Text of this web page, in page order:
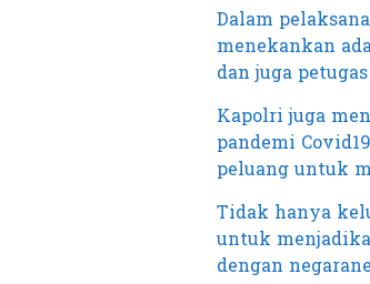
Dalam
menekankan
dan juga
Kapolri juga
pandemi
peluang untuk
Tidak hanya
untuk
dengan